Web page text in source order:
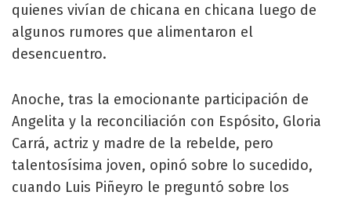
quienes vivían de chicana en chicana luego de
algunos rumores que alimentaron el
desencuentro.
Anoche, tras la emocionante participación de
Angelita y la reconciliación con Espósito, Gloria
Carrá, actriz y madre de la rebelde, pero
talentosísima joven, opinó sobre lo sucedido,
cuando Luis Piñeyro le preguntó sobre los